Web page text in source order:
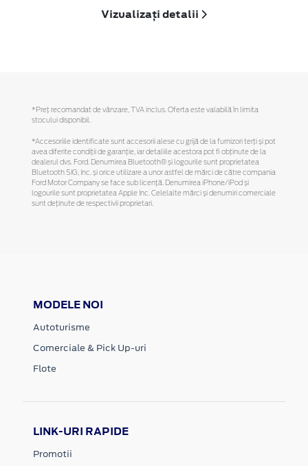
Vizualizați detalii
*Preţ recomandat de vânzare, TVA inclus. Oferta este valabilă în limita
stocului disponibil.
*Accesoriile identificate sunt accesorii alese cu grijă de la furnizori terți și pot
avea diferite condiții de garanție, iar detaliile acestora pot fi obținute de la
dealerul dvs. Ford. Denumirea Bluetooth® și logourile sunt proprietatea
Bluetooth SIG, Inc. și orice utilizare a unor astfel de mărci de către compania
Ford Motor Company se face sub licență. Denumirea iPhone/iPod și
logourile sunt proprietatea Apple Inc. Celelalte mărci și denumiri comerciale
sunt deținute de respectivii proprietari.
MODELE NOI
Autoturisme
Comerciale & Pick Up-uri
Flote
LINK-URI RAPIDE
Promotii